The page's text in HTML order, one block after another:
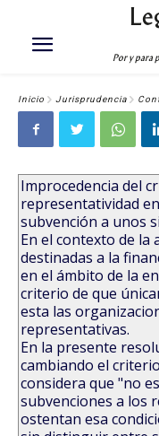
Por y para
Inicio Jurisprudencia
Improcedencia del
representatividad
subvención a unos
En el contexto de la
destinadas a la
en el ámbito de la
criterio de que
esta las
representativas.
En la presente
cambiando el
considera que "no
subvenciones a los
ostentan esa